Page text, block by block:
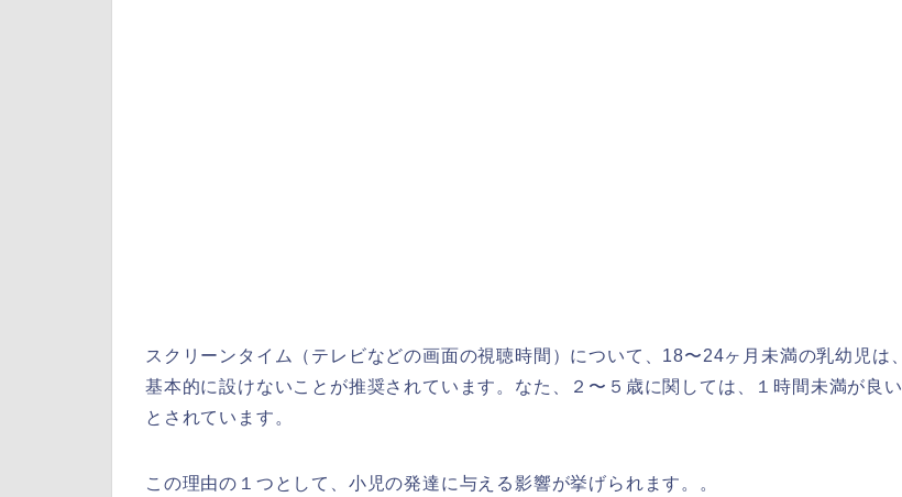
スクリーンタイム（テレビなどの画面の視聴時間）について、18〜24ヶ月未満の乳幼児は、
基本的に設けないことが推奨されています。なた、２〜５歳に関しては、１時間未満が良い
とされています。
この理由の１つとして、小児の発達に与える影響が挙げられます。。